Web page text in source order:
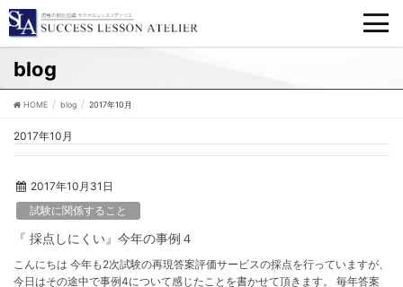
blog
HOME blog 2017年10月
2017年10月
2017年10月31日
試験に関係すること
『 採点しにくい』今年の事例４
こんにちは 今年も2次試験の再現答案評価サービスの採点を行っていますが、
今日はその途中で事例4について感じたことを書かせて頂きます。 毎年答案